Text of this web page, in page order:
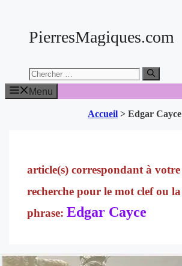
contenuPierresMagiques.com
Chercher:
Menu
Accueil > Edgar Cayce
Edgar Cayce